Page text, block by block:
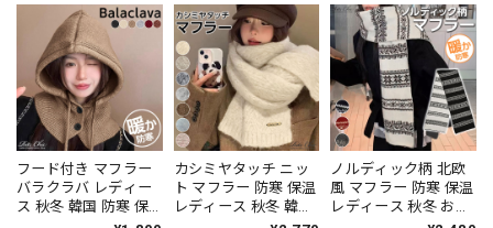
フード付き マフラー
バラクラバ レディー
ス 秋冬 韓国 防寒 保
カシミヤタッチ ニッ
ト マフラー 防寒 保温
レディース 秋冬 韓国
ノルディック柄 北欧
風 マフラー 防寒 保温
レディース 秋冬 おし